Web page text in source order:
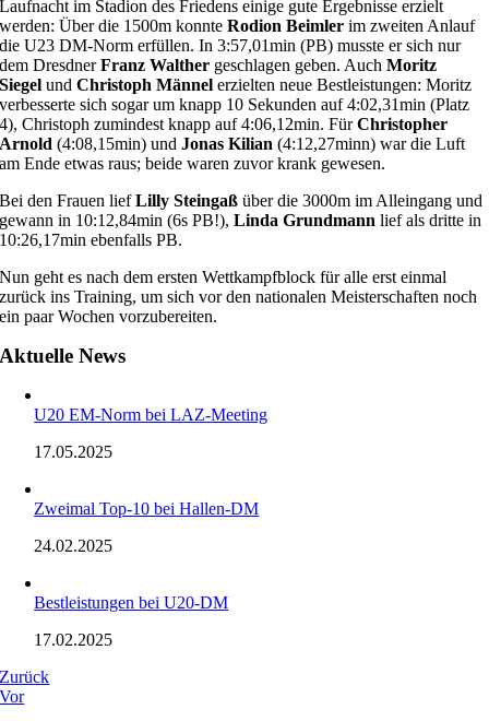
Laufnacht im Stadion des Friedens einige gute Ergebnisse erzielt
werden: Über die 1500m konnteRodion Beimler im zweiten Anlauf
die U23 DM-Norm erfüllen. In 3:57,01min (PB) musste er sich nur
dem DresdnerFranz Walther geschlagen geben. AuchMoritz
Siegel undChristoph Männel erzielten neue Bestleistungen: Moritz
verbesserte sich sogar um knapp 10 Sekunden auf 4:02,31min (Platz
4), Christoph zumindest knapp auf 4:06,12min. FürChristopher
Arnold (4:08,15min) undJonas Kilian (4:12,27minn) war die Luft
am Ende etwas raus; beide waren zuvor krank gewesen.
Bei den Frauen liefLilly Steingaß über die 3000m im Alleingang und
gewann in 10:12,84min (6s PB!),Linda Grundmann lief als dritte in
10:26,17min ebenfalls PB.
Nun geht es nach dem ersten Wettkampfblock für alle erst einmal
zurück ins Training, um sich vor den nationalen Meisterschaften noch
ein paar Wochen vorzubereiten.
Aktuelle News
U20 EM-Norm bei LAZ-Meeting
17.05.2025
Zweimal Top-10 bei Hallen-DM
24.02.2025
Bestleistungen bei U20-DM
17.02.2025
Zurück
Vor